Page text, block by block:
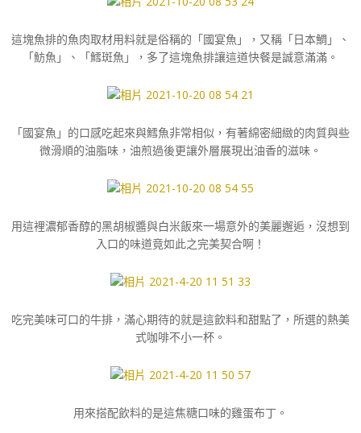
這塊魚排的魚肉取材用料就是俗稱的「國宴魚」，又稱「日本鯛」、
「魴魚」、「鱈斑魚」，多了這塊魚排讓這道快餐是誠意滿滿。
「國宴魚」的口感吃起來與鱈魚非常相似，有著綿密細緻的肉質與些
微滑順的油脂味，油煎過後更讓外層展現出油香的滋味。
用這裡濃郁香醇的黑胡椒醬與白米飯來一場意外的美麗邂逅，沒想到
入口的味道竟如此之完美契合啊！
吃完美味可口的牛排，滿心期待的就是這飲料和甜點了，所選的熱美
式咖啡不小一杯。
用來搭配飲料的是這焦糖口味的雞蛋布丁。